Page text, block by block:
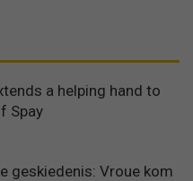
a helping hand to
Spay
geskiedenis: Vroue kom